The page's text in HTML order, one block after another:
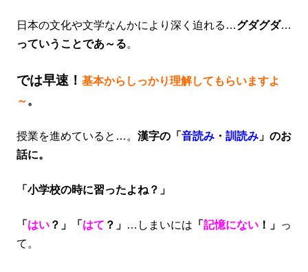
日本の文化や文学なんかにより深く迫れる…グダグダ…
っていうことであ～る。
では早速！ 基本からしっかり理解してもらいますよ
～。
授業を進めていると…。 漢字の「 音読み ・ 訓読み 」のお
話に。
「小学校の時に習ったよね？」
「 はい ？」「 はて ？」 …しまいには 「 記憶にない ！」 っ
て。